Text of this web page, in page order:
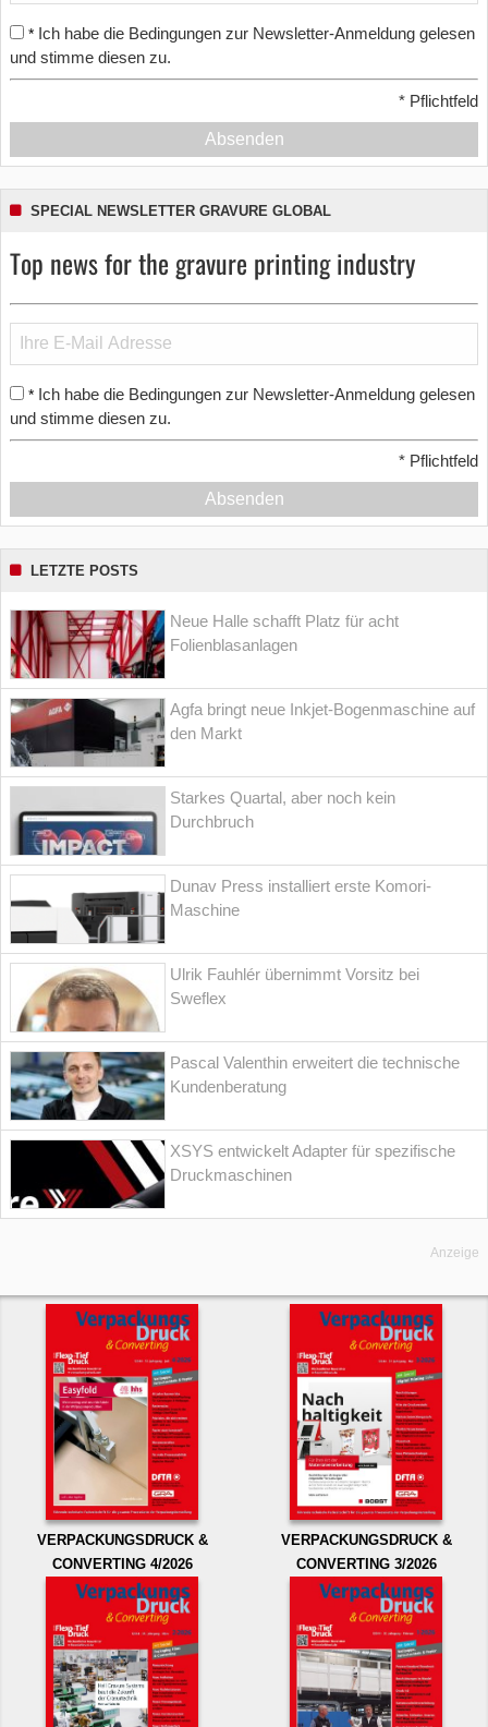
* Ich habe die Bedingungen zur Newsletter-Anmeldung gelesen
und stimme diesen zu.
* Pflichtfeld
Absenden
SPECIAL NEWSLETTER GRAVURE GLOBAL
Top news for the gravure printing industry
* Ich habe die Bedingungen zur Newsletter-Anmeldung gelesen
und stimme diesen zu.
* Pflichtfeld
Absenden
LETZTE POSTS
Neue Halle schafft Platz für acht
Folienblasanlagen
Agfa bringt neue Inkjet-Bogenmaschine auf
den Markt
Starkes Quartal, aber noch kein
Durchbruch
Dunav Press installiert erste Komori-
Maschine
Ulrik Fauhlér übernimmt Vorsitz bei
Sweflex
Pascal Valenthin erweitert die technische
Kundenberatung
XSYS entwickelt Adapter für spezifische
Druckmaschinen
Anzeige
VERPACKUNGSDRUCK &
CONVERTING 4/2026
VERPACKUNGSDRUCK &
CONVERTING 3/2026